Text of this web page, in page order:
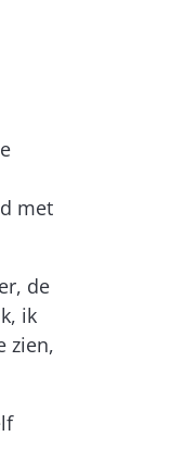
met
de
ik
zien,